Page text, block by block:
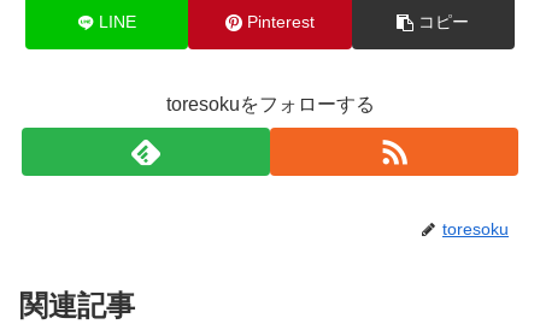
LINE Pinterest コピー
toresokuをフォローする
toresoku
関連記事